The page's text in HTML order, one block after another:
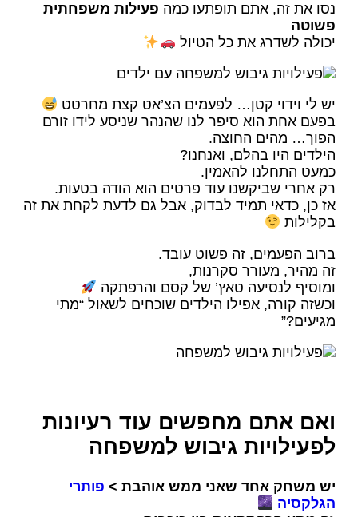
נסו את זה, אתם תופתעו כמהפעילות משפחתית
פשוטה
יכולה לשדרג את כל הטיול
יש לי וידוי קטן… לפעמים הצ’אט קצת מחרטט
בפעם אחת הוא סיפר לנו שהנהר שניסע לידו זורם
הפוך… מהים החוצה.
הילדים היו בהלם, ואנחנו?
כמעט התחלנו להאמין.
רק אחרי שביקשנו עוד פרטים הוא הודה בטעות.
אז כן, כדאי תמיד לבדוק, אבל גם לדעת לקחת את זה
בקלילות
ברוב הפעמים, זה פשוט עובד.
זה מהיר, מעורר סקרנות,
ומוסיף לנסיעה טאץ’ של קסם והרפתקה
וכשזה קורה, אפילו הילדים שוכחים לשאול “מתי
מגיעים?”
ואם אתם מחפשים עוד רעיונות
לפעילויות גיבוש למשפחה
יש משחק אחד שאני ממש אוהבת >פותרי
הגלקסיה